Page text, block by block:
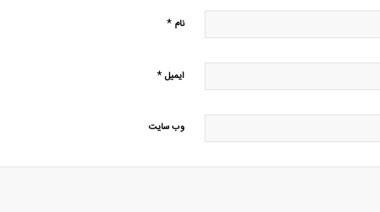
نام *
ایمیل*
وب‌ سایت